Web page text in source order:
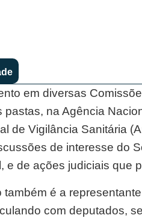
em diversas
pastas, na Agência
de Vigilância Sanitária
de interesse do
e de ações judiciais que
também é a
com deputados,